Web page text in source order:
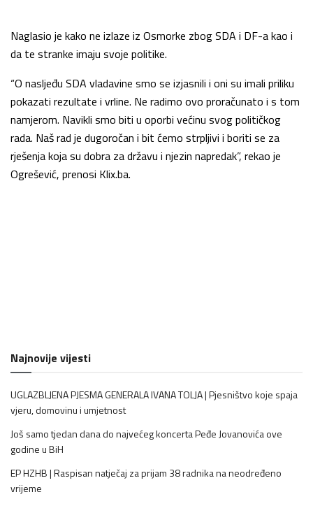
Naglasio je kako ne izlaze iz Osmorke zbog SDA i DF-a kao i
da te stranke imaju svoje politike.
“O nasljeđu SDA vladavine smo se izjasnili i oni su imali priliku
pokazati rezultate i vrline. Ne radimo ovo proračunato i s tom
namjerom. Navikli smo biti u oporbi većinu svog političkog
rada. Naš rad je dugoročan i bit ćemo strpljivi i boriti se za
rješenja koja su dobra za državu i njezin napredak”, rekao je
Ogrešević, prenosi Klix.ba.
Najnovije vijesti
UGLAZBLJENA PJESMA GENERALA IVANA TOLJA | Pjesništvo koje spaja
vjeru, domovinu i umjetnost
Još samo tjedan dana do najvećeg koncerta Peđe Jovanovića ove
godine u BiH
EP HZHB | Raspisan natječaj za prijam 38 radnika na neodređeno
vrijeme